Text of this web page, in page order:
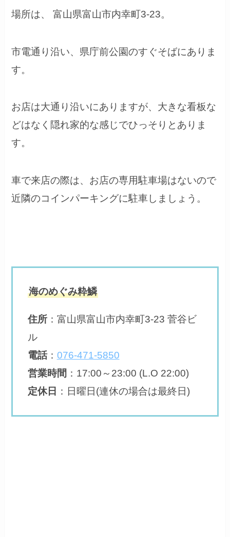
場所は、 富山県富山市内幸町3-23。
市電通り沿い、県庁前公園のすぐそばにありま
す。
お店は大通り沿いにありますが、大きな看板な
どはなく隠れ家的な感じでひっそりとありま
す。
車で来店の際は、お店の専用駐車場はないので
近隣のコインパーキングに駐車しましょう。
海のめぐみ粋鱗
住所： 富山県富山市内幸町3-23 菅谷ビ
ル
電話： 076-471-5850
営業時間 ： 17:00～23:00 (L.O 22:00)
定休日 ： 日曜日(連休の場合は最終日)